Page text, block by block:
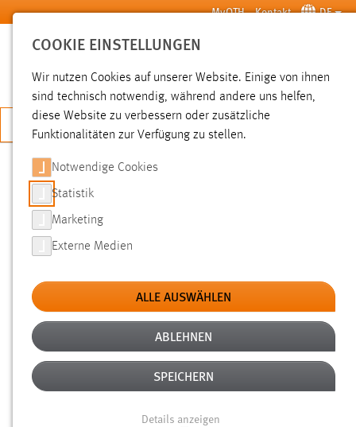
Zum Hauptinhalt springen MyOTH Kontakt DE
SUCHE
JETZT BEWERBEN
SUCHE
FILTER
Typ
Erstellungsdatum
Alter
COOKIE EINSTELLUNGEN
Wir nutzen Cookies auf unserer Website. Einige von ihnen
sind technisch notwendig, während andere uns helfen,
diese Website zu verbessern oder zusätzliche
Funktionalitäten zur Verfügung zu stellen.
Notwendige Cookies
Statistik
Marketing
Externe Medien
ALLE AUSWÄHLEN
ABLEHNEN
SPEICHERN
Details anzeigen